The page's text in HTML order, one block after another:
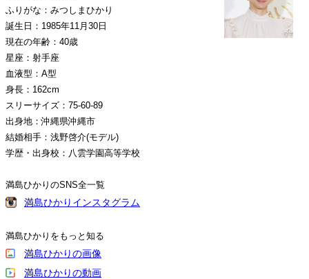
ふりがな：みつしまひかり
誕生日：1985年11月30日
現在の年齢：40歳
星座：射手座
血液型：A型
身長：162cm
スリーサイズ：75-60-89
出身地：沖縄県沖縄市
結婚相手：浅野啓介(モデル)
学歴・出身校：八雲学園高等学校
満島ひかりのSNS全一覧
満島ひかりインスタグラム
満島ひかりをもっと知る
満島ひかりの画像
満島ひかりの動画